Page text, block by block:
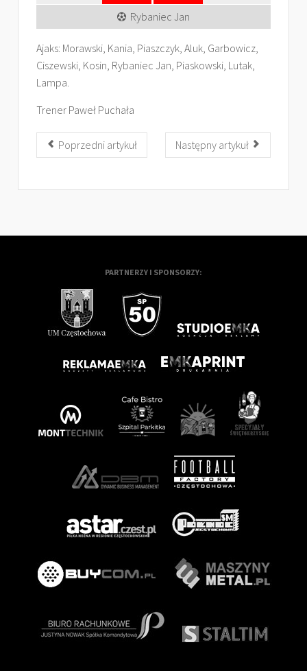
Rybaniec Jan
Ajaks: Morawski, Kania, Piaszczyk, Aluk, Garbowicz,
Ciszewski, Kosin, Rybaniec Jan, Piaskowski, Lutak,
Lampa.
Trener Paweł Puchała
Poprzedni artykuł Następny artykuł
PARTNERZY I SPONSORZY: